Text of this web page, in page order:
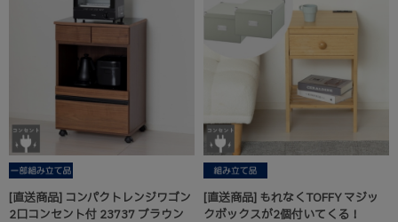
[直送商品] コンパクトレンジワゴン
2口コンセント付 23737 ブラウン
[直送商品] もれなくTOFFY マジッ
クボックスが2個付いてくる！